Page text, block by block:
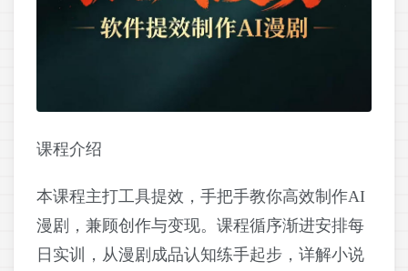
课程介绍
本课程主打工具提效，手把手教你高效制作AI
漫剧，兼顾创作与变现。课程循序渐进安排每
日实训，从漫剧成品认知练手起步，详解小说